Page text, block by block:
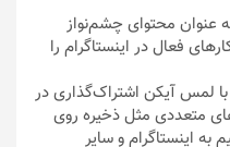
عنوان محتوای چشم‌نواز
فعال در اینستاگرام را
با لمس آیکن اشتراک‌گذاری در
متعددی مثل ذخیره روی
اینستاگرام و سایر